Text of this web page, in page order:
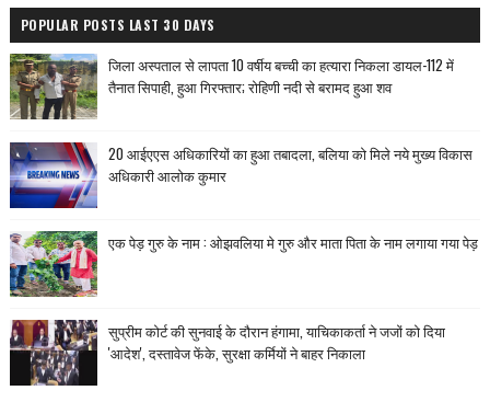
POPULAR POSTS LAST 30 DAYS
जिला अस्पताल से लापता 10 वर्षीय बच्ची का हत्यारा निकला डायल-112 में
तैनात सिपाही, हुआ गिरफ्तार; रोहिणी नदी से बरामद हुआ शव
20 आईएएस अधिकारियों का हुआ तबादला, बलिया को मिले नये मुख्य विकास
अधिकारी आलोक कुमार
एक पेड़ गुरु के नाम : ओझवलिया मे गुरु और माता पिता के नाम लगाया गया पेड़
सुप्रीम कोर्ट की सुनवाई के दौरान हंगामा, याचिकाकर्ता ने जजों को दिया
'आदेश', दस्तावेज फेंके, सुरक्षा कर्मियों ने बाहर निकाला